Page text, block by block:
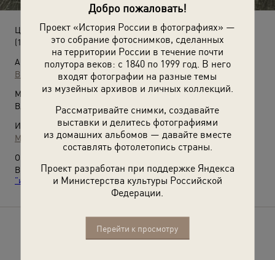
Добро пожаловать!
Проект «История России в фотографиях» —
это собрание фотоснимков, сделанных
на территории России в течение почти
полутора веков: с 1840 по 1999 год. В него
входят фотографии на разные темы
из музейных архивов и личных коллекций.
Рассматривайте снимки, создавайте
выставки и делитесь фотографиями
из домашних альбомов — давайте вместе
составлять фотолетопись страны.
Проект разработан при поддержке Яндекса
и Министерства культуры Российской
Федерации.
Перейти к просмотру
Церковь Покрова на Нерли с северной стороны
(1948 - 1952)
Автор:
Вишневский
Место съемки:
Владимирская обл., пос. Боголюбово
Источники:
МАММ / МДФ
О фотографии:
Выставка«Россия целиком» и видео«Один среди
"итальянцев"»с этой фотографией.
Расскажите друзьям об этом фото